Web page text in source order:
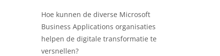
Hoe kunnen de diverse Microsoft
Business Applications organisaties
helpen de digitale transformatie te
versnellen?